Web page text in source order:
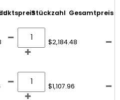
Stückzahl Gesamtpreis
$2,184.48
$1,107.96